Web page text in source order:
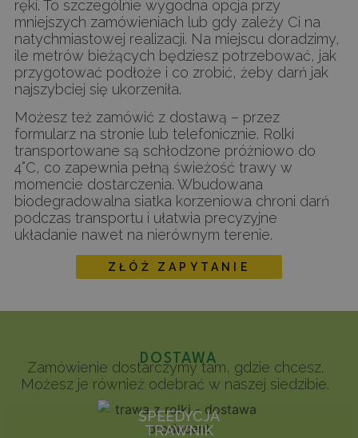
ręki. To szczególnie wygodna opcja przy
mniejszych zamówieniach lub gdy zależy Ci na
natychmiastowej realizacji. Na miejscu doradzimy,
ile metrów bieżących będziesz potrzebować, jak
przygotować podłoże i co zrobić, żeby darń jak
najszybciej się ukorzeniła.
Możesz też zamówić z dostawą – przez
formularz na stronie lub telefonicznie. Rolki
transportowane są schłodzone próżniowo do
4°C, co zapewnia pełną świeżość trawy w
momencie dostarczenia. Wbudowana
biodegradowalna siatka korzeniowa chroni darń
podczas transportu i ułatwia precyzyjne
układanie nawet na nierównym terenie.
ZŁÓŻ ZAPYTANIE
DOSTAWA
Zamówienie dostarczymy tam, gdzie chcesz.
Możesz je również odebrać w naszej siedzibie.
SPEEDYCJA
TRAWNIK